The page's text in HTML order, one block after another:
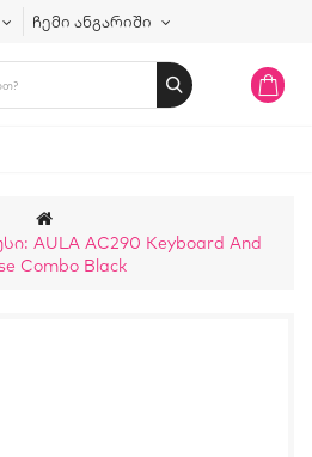
ჩემი ანგარიში
AULA AC290 Keyboard And
Combo Black